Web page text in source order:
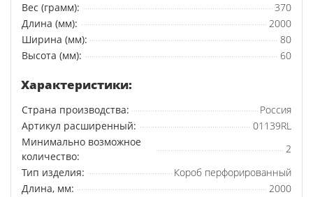
Вес (грамм):
370
Длина (мм):
2000
Ширина (мм):
80
Высота (мм):
60
Характеристики:
Страна производства:
Россия
Артикул расширенный:
01139RL
Минимально возможное
количество:
2
Тип изделия:
Короб перфорированный
Длина, мм:
2000